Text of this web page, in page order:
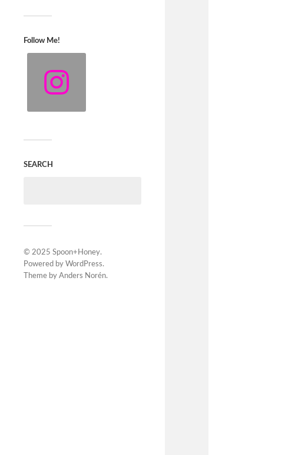
Follow Me!
SEARCH
© 2025 Spoon+Honey.
Powered by WordPress.
Theme by Anders Norén.